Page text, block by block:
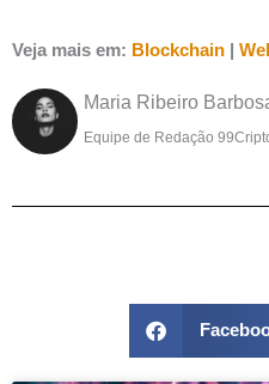
Veja mais em: Blockchain |
Maria Ribeiro
Equipe de Redação